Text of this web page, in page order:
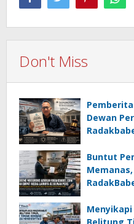
Don't Miss
Dewan
Buntut
Belitung